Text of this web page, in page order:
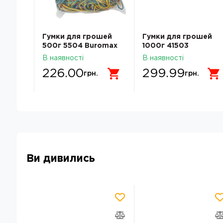
Гумки для грошей
500г 5504 Вuromax
кольорові
В наявності
226.00грн.
Гумки для грошей
1000г 41503
Economix
В наявності
299.99грн.
Ви дивились